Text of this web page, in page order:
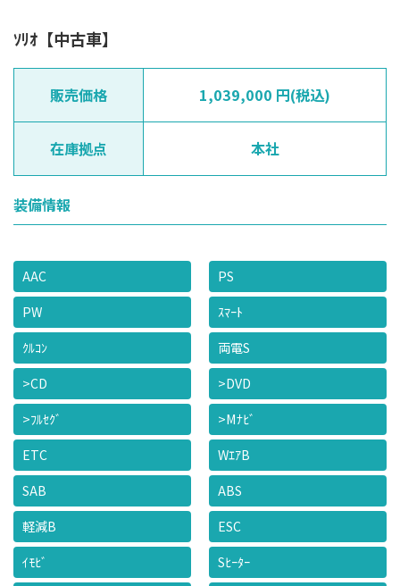
ｿﾘｵ【中古車】
販売価格 1,039,000 円(税込)
在庫拠点 本社
装備情報
AAC
PS
PW
ｽﾏｰﾄ
ｸﾙｺﾝ
両電S
>CD
>DVD
>ﾌﾙｾｸﾞ
>Mﾅﾋﾞ
ETC
WｴｱB
SAB
ABS
軽減B
ESC
ｲﾓﾋﾞ
Sﾋｰﾀｰ